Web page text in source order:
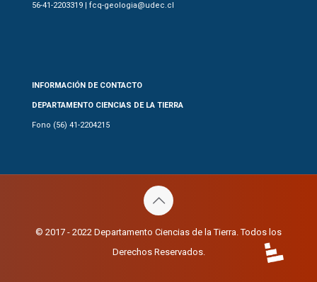
56-41-2203319 | fcq-geologia@udec.cl
INFORMACIÓN DE CONTACTO
DEPARTAMENTO CIENCIAS DE LA TIERRA
Fono (56) 41-2204215
© 2017 - 2022 Departamento Ciencias de la Tierra. Todos los
Derechos Reservados.